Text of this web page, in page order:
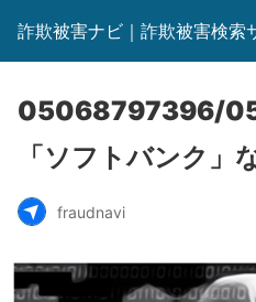
詐欺被害ナビ｜詐欺被害検索
05068797396/
「ソフトバンク」
fraudnavi